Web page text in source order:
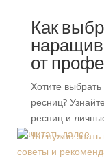
Как
от
Хотите
ресниц?
ресниц и
читать далее